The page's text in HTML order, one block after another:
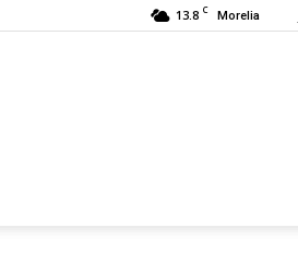
13.8 C Morelia